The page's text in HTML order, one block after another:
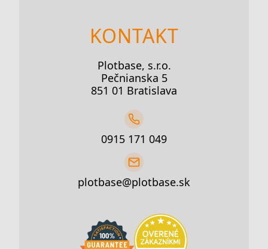
KONTAKT
Plotbase, s.r.o.
Pečnianska 5
851 01 Bratislava
0915 171 049
plotbase@plotbase.sk